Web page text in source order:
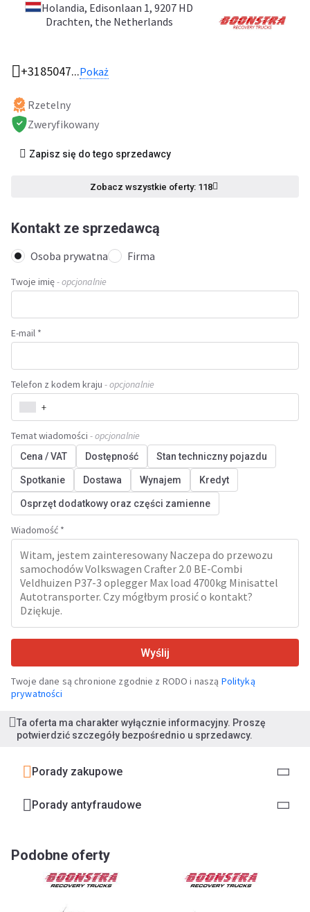
Holandia, Edisonlaan 1, 9207 HD
Drachten, the Netherlands
+3185047...Pokaż
Rzetelny
Zweryfikowany
Zapisz się do tego sprzedawcy
Zobacz wszystkie oferty: 118
Kontakt ze sprzedawcą
Osoba prywatna Firma
Twoje imię- opcjonalnie
E-mail *
Telefon z kodem kraju - opcjonalnie
+
Temat wiadomości - opcjonalnie
Cena / VAT Dostępność Stan techniczny pojazdu
Spotkanie Dostawa Wynajem Kredyt
Osprzęt dodatkowy oraz części zamienne
Wiadomość *
Wyślij
Twoje dane są chronione zgodnie z RODO i naszą Polityką
prywatności
Ta oferta ma charakter wyłącznie informacyjny. Proszę
potwierdzić szczegóły bezpośrednio u sprzedawcy.
Porady zakupowe
Porady antyfraudowe
Podobne oferty